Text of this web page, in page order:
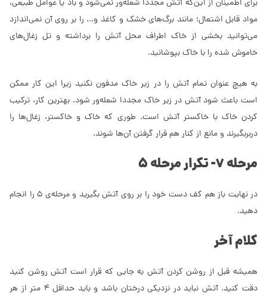
برای اطمینان از این‌که آتش مجددا شعله‌ور نمی‌شود و باد یا عوامل طبیعی،
مواد قابل اشتعال؛ مانند برگ‌های خشک و کاغذ و... را بر روی آن نمی‌اندازد
می‌توانید بخشی از خاک اطراف محل آتش را برداشته و تل زغال‌های
خاموش شده را با خاک بپوشانید.
به هیچ عنوان تمام آتش را در زیر خاک مدفون نکنید زیرا این کار ممکن
است باعث شود آتش در زیر خاک مجددا شعله‌ور شود. بهترین کار، ترکیب
کردن خاک با خاکستر آتش است. طوری که خاک و خاکستر، زغال‌ها را
دربربگیرند و مانع از کنار هم قرار گرفتن آن‌ها شوند.
مرحله 7- تکرار مرحله 5
در نهایت باز هم کف دست خود را بر روی آتش بگیرید و مرحله‌ی 5 را انجام
دهید.
کلام آخر
همیشه قبل از روشن کردن آتش به جایی که قرار است آتش روشن کنید
دقت کنید. آتش نباید در نزدیکی درختان باشد و باید حداقل 4 متر از هر